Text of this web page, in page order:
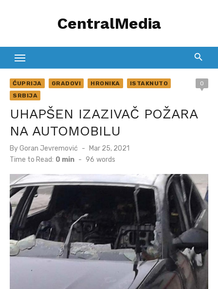
CentralMedia
ĆUPRIJA GRADOVI HRONIKA
ISTAKNUTO
SRBIJA
0
UHAPŠEN IZAZIVAČ POŽARA
NA AUTOMOBILU
ByGoran Jevremović
Posted
on
Mar 25, 2021
Time to Read: 0 min - 96 words